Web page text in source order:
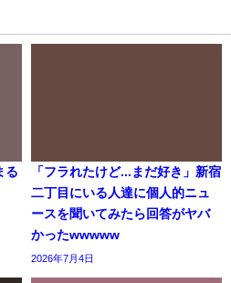
る
「フラれたけど...まだ好き」新宿
二丁目にいる人達に個人的ニュ
ースを聞いてみたら回答がヤバ
かったwwwww
2026年7月4日